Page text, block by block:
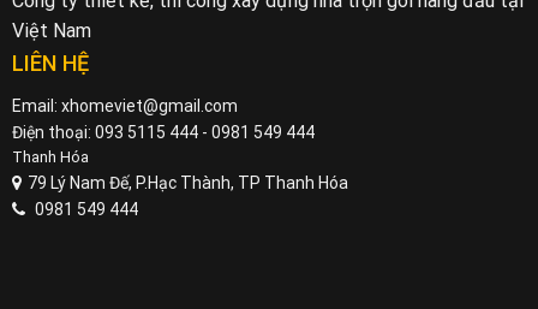
Việt Nam
LIÊN HỆ
Email: xhomeviet@gmail.com
Điện thoại: 093 5115 444 - 0981 549 444
Thanh Hóa
79 Lý Nam Đế, P.Hạc Thành, TP Thanh Hóa
0981 549 444